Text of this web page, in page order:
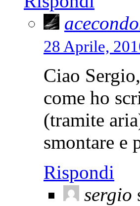
28 Aprile,
Ciao Sergio,
come ho
(tramite
smontare
Rispondi
sergio